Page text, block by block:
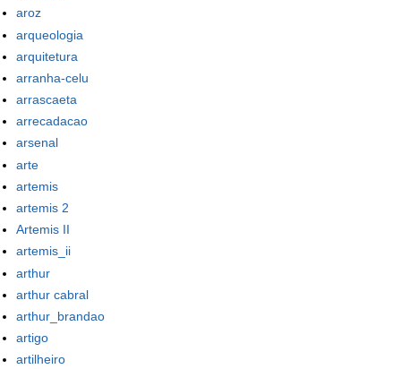
aroz
arqueologia
arquitetura
arranha-celu
arrascaeta
arrecadacao
arsenal
arte
artemis
artemis 2
Artemis II
artemis_ii
arthur
arthur cabral
arthur_brandao
artigo
artilheiro